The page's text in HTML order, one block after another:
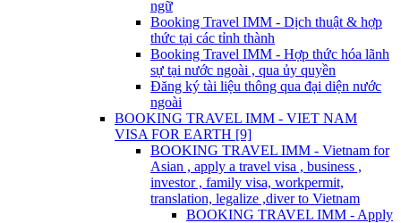
ngữ
Booking Travel IMM - Dịch thuật & hợp
thức tại các tỉnh thành
Booking Travel IMM - Hợp thức hóa lãnh
sự tại nước ngoài , qua ủy quyền
Đăng ký tài liệu thông qua đại diện nước
ngoài
BOOKING TRAVEL IMM - VIET NAM
VISA FOR EARTH [9]
BOOKING TRAVEL IMM - Vietnam for
Asian , apply a travel visa , business ,
investor , family visa, workpermit,
translation, legalize ,diver to Vietnam
BOOKING TRAVEL IMM - Apply